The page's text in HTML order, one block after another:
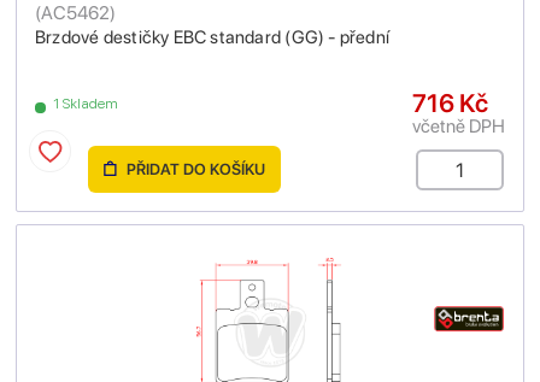
Brzdové destičky EBC standard (GG) - přední
(AC5462)
1 Skladem 716 Kč
včetně DPH
PŘIDAT DO KOŠÍKU